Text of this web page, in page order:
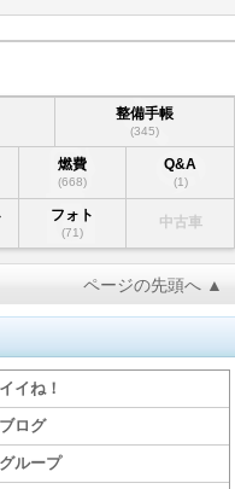
整備手帳
(345)
燃費
(668)
Q&A
(1)
フォト
(71)
中古車
ページの先頭へ ▲
イイね！
ブログ
グループ